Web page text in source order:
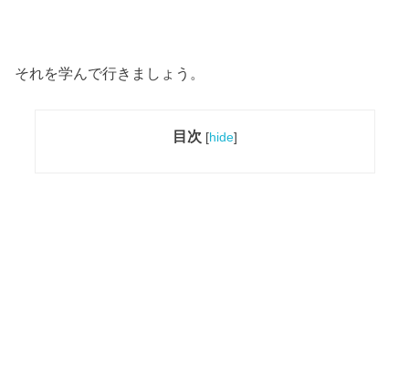
それを学んで行きましょう。
目次 [hide]